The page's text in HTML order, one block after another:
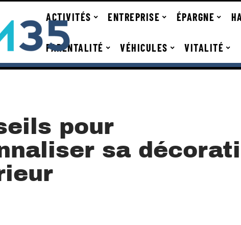
ACTIVITÉS ENTREPRISE ÉPARGNE
PARENTALITÉ VÉHICULES VITALITÉ
pour
sa